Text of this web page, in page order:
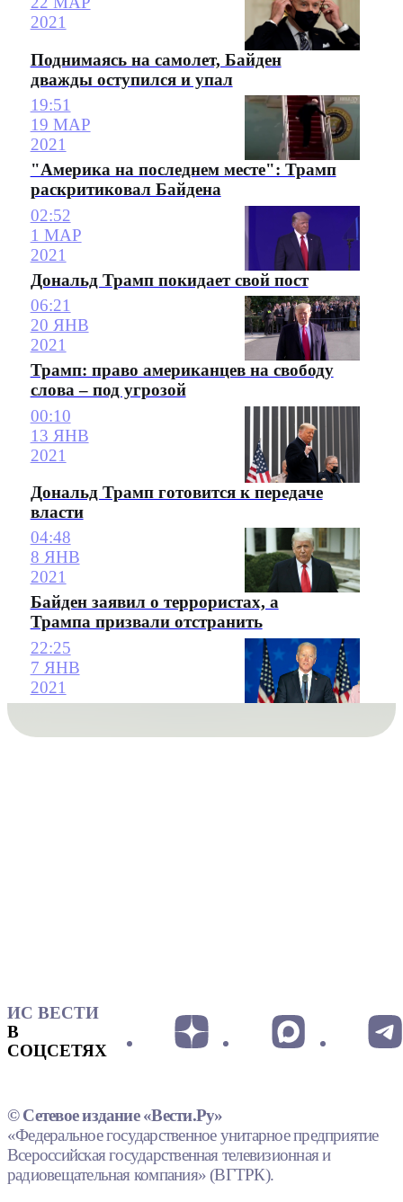
2021
Поднимаясь на самолет, Байден
дважды оступился и упал
19:51
19 МАР
2021
"Америка на последнем месте": Трамп
раскритиковал Байдена
02:52
1 МАР
2021
Дональд Трамп покидает свой пост
06:21
20 ЯНВ
2021
Трамп: право американцев на свободу
слова – под угрозой
00:10
13 ЯНВ
2021
Дональд Трамп готовится к передаче
власти
04:48
8 ЯНВ
2021
Байден заявил о террористах, а
Трампа призвали отстранить
22:25
7 ЯНВ
2021
ИС ВЕСТИ
В
СОЦСЕТЯХ
© Сетевое издание «Вести.Ру»
«Федеральное государственное унитарное предприятие
Всероссийская государственная телевизионная и
радиовещательная компания» (ВГТРК).